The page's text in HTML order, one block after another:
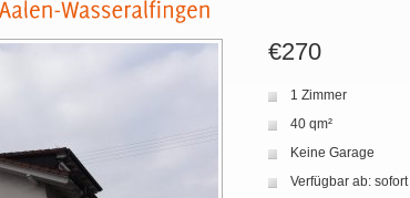
€270
1 Zimmer
40 qm²
Keine Garage
Verfügbar ab: sofort